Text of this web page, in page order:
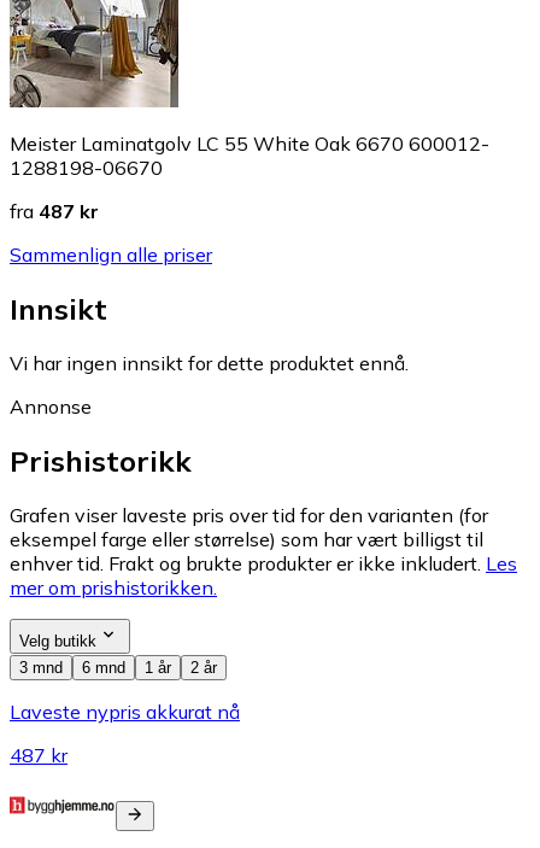
Meister Laminatgolv LC 55 White Oak 6670 600012-
1288198-06670
fra 487 kr
Sammenlign alle priser
Innsikt
Vi har ingen innsikt for dette produktet ennå.
Annonse
Prishistorikk
Grafen viser laveste pris over tid for den varianten (for
eksempel farge eller størrelse) som har vært billigst til
enhver tid. Frakt og brukte produkter er ikke inkludert. Les
mer om prishistorikken.
Velg butikk
3 mnd
6 mnd 1 år 2 år
Laveste nypris akkurat nå
487 kr